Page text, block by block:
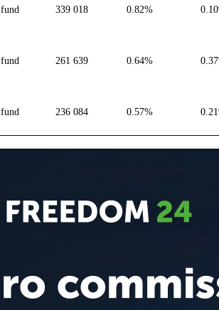
fund 339 018 0.82%
fund 261 639 0.64%
fund 236 084 0.57%